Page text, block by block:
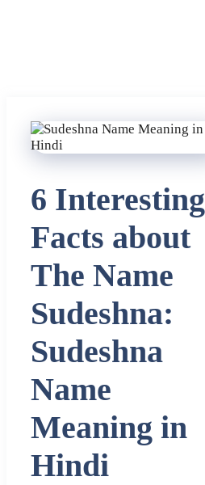
6 Interesting
Facts about
The Name
Sudeshna:
Sudeshna
Name
Meaning in
Hindi